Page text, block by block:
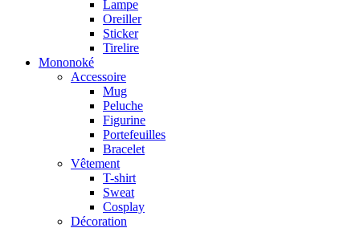
Lampe
Oreiller
Sticker
Tirelire
Mononoké
Accessoire
Mug
Peluche
Figurine
Portefeuilles
Bracelet
Vêtement
T-shirt
Sweat
Cosplay
Décoration